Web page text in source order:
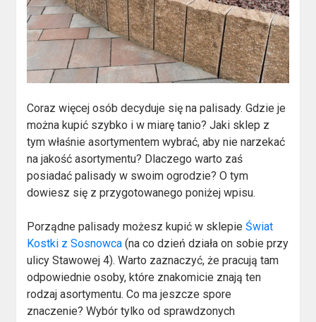
Coraz więcej osób decyduje się na palisady. Gdzie je
można kupić szybko i w miarę tanio? Jaki sklep z
tym właśnie asortymentem wybrać, aby nie narzekać
na jakość asortymentu? Dlaczego warto zaś
posiadać palisady w swoim ogrodzie? O tym
dowiesz się z przygotowanego poniżej wpisu.
Porządne palisady możesz kupić w sklepieŚwiat
Kostki z Sosnowca (na co dzień działa on sobie przy
ulicy Stawowej 4). Warto zaznaczyć, że pracują tam
odpowiednie osoby, które znakomicie znają ten
rodzaj asortymentu. Co ma jeszcze spore
znaczenie? Wybór tylko od sprawdzonych